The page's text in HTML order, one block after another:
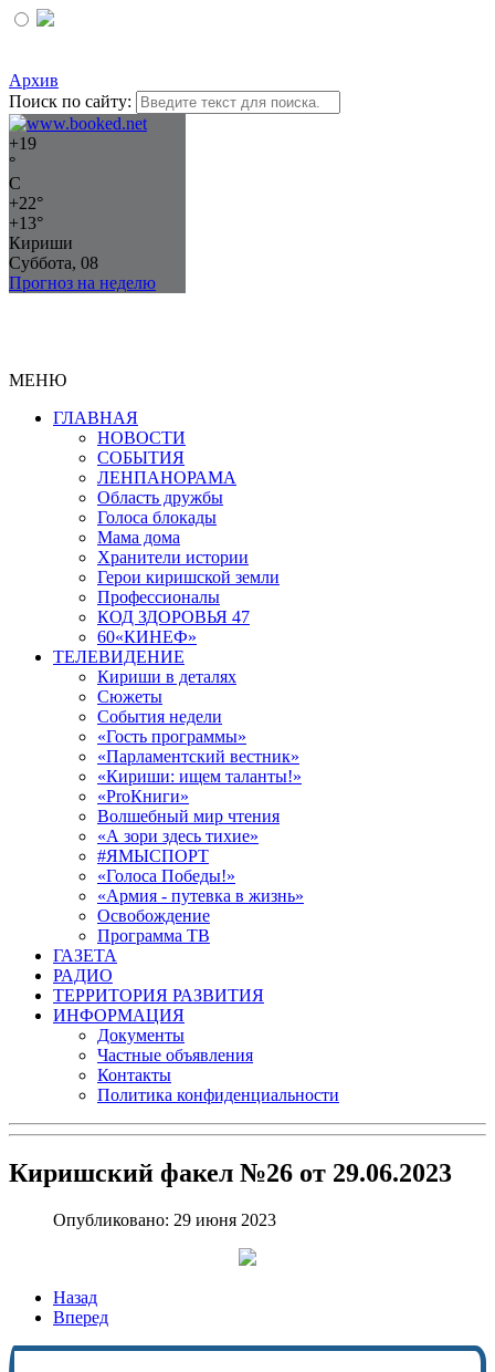
Архив
Поиск по сайту:
+19
°
C
+22°
+13°
Кириши
Суббота, 08
Прогноз на неделю
МЕНЮ
ГЛАВНАЯ
НОВОСТИ
СОБЫТИЯ
ЛЕНПАНОРАМА
Область дружбы
Голоса блокады
Мама дома
Хранители истории
Герои киришской земли
Профессионалы
КОД ЗДОРОВЬЯ 47
60«КИНЕФ»
ТЕЛЕВИДЕНИЕ
Кириши в деталях
Сюжеты
События недели
«Гость программы»
«Парламентский вестник»
«Кириши: ищем таланты!»
«ProКниги»
Волшебный мир чтения
«А зори здесь тихие»
#ЯМЫСПОРТ
«Голоса Победы!»
«Армия - путевка в жизнь»
Освобождение
Программа ТВ
ГАЗЕТА
РАДИО
ТЕРРИТОРИЯ РАЗВИТИЯ
ИНФОРМАЦИЯ
Документы
Частные объявления
Контакты
Политика конфиденциальности
Киришский факел №26 от 29.06.2023
Опубликовано: 29 июня 2023
Назад
Вперед